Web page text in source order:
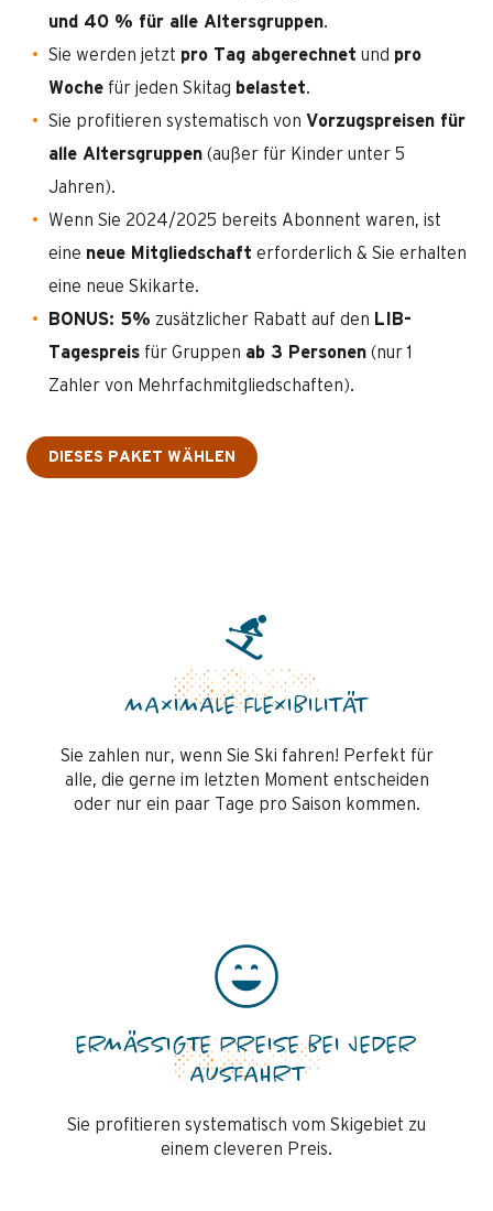
und 40 % für alle Altersgruppen.
Sie werden jetzt pro Tag abgerechnet und pro
Woche für jeden Skitag belastet.
Sie profitieren systematisch von Vorzugspreisen für
alle Altersgruppen (außer für Kinder unter 5
Jahren).
Wenn Sie 2024/2025 bereits Abonnent waren, ist
eine neue Mitgliedschaft erforderlich & Sie erhalten
eine neue Skikarte.
BONUS: 5% zusätzlicher Rabatt auf den LIB-
Tagespreis für Gruppen ab 3 Personen (nur 1
Zahler von Mehrfachmitgliedschaften).
DIESES PAKET WÄHLEN
MAXIMALE FLEXIBILITÄT
Sie zahlen nur, wenn Sie Ski fahren! Perfekt für
alle, die gerne im letzten Moment entscheiden
oder nur ein paar Tage pro Saison kommen.
ERMÄSSIGTE PREISE BEI JEDER A
USFAHRT
Sie profitieren systematisch vom Skigebiet zu
einem cleveren Preis.